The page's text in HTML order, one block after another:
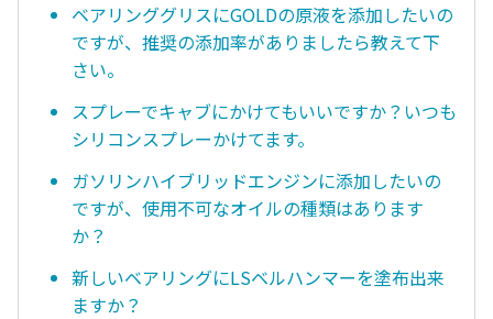
ベアリンググリスにGOLDの原液を添加したいの
ですが、推奨の添加率がありましたら教えて下
さい。
スプレーでキャブにかけてもいいですか？いつも
シリコンスプレーかけてます。
ガソリンハイブリッドエンジンに添加したいの
ですが、使用不可なオイルの種類はあります
か？
新しいベアリングにLSベルハンマーを塗布出来
ますか？